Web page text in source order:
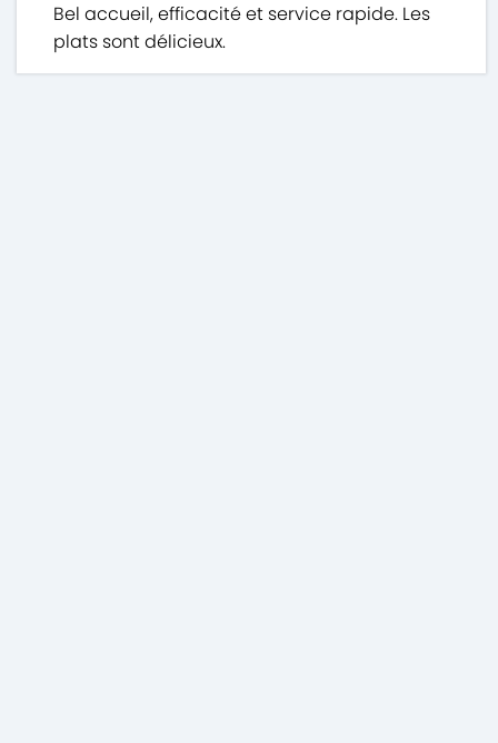
Bel accueil, efficacité et service rapide. Les
plats sont délicieux.